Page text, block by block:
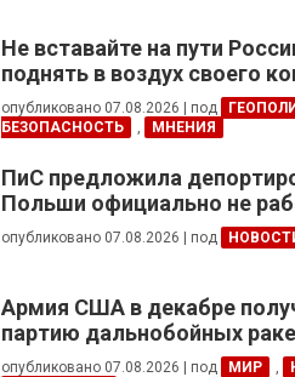
Не вставайте на пути
поднять в воздух своего
опубликовано 07.08.2026 под
БЕЗОПАСНОСТЬ
, МНЕНИЯ
ПиС предложила
Польши официально не
украинцев призывного
опубликовано 07.08.2026 под
Армия США в декабре
партию дальнобойных
примененных против Ирана
опубликовано 07.08.2026 под МИР ,